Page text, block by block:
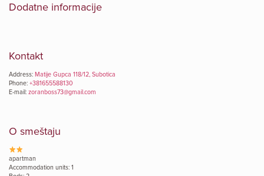
Dodatne informacije
Kontakt
Address: Matije Gupca 118/12, Subotica
Phone: +381655588130
E-mail: zoranboss73@gmail.com
O smeštaju
apartman
Accommodation units: 1